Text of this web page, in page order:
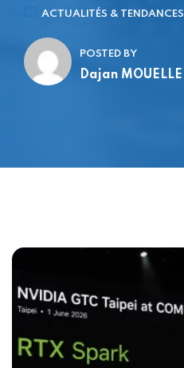
ACTUALITÉS & TENDANCES
POSTED BY
Dajan MOUELLE